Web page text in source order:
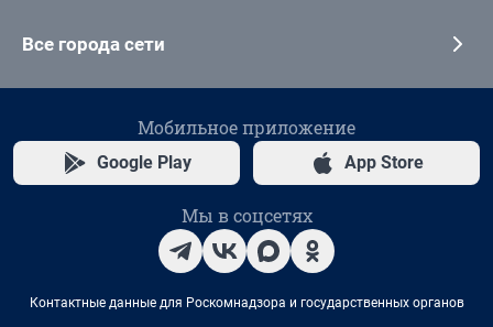
Все города сети
Мобильное приложение
Google Play App Store
Мы в соцсетях
Контактные данные для Роскомнадзора и государственных органов